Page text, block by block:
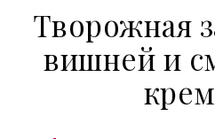
Творожная
вишней и